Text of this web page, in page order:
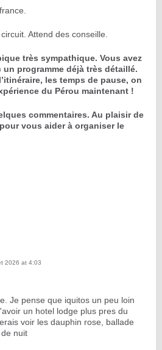
Attend des conseille.
très sympathique. Vous avez
programme déjà très détaillé.
les temps de pause, on
du Pérou maintenant !
commentaires. Au plaisir de
vous aider à organiser le
2026 at 4:03
Je pense que iquitos un peu loin
un hotel lodge plus pres du
voir les dauphin rose, ballade
nuit